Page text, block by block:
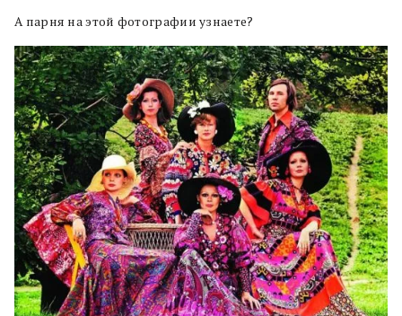
А парня на этой фотографии узнаете?